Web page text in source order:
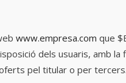
www.empresa.com que
dels usuaris, amb
pel titular o per tercers.